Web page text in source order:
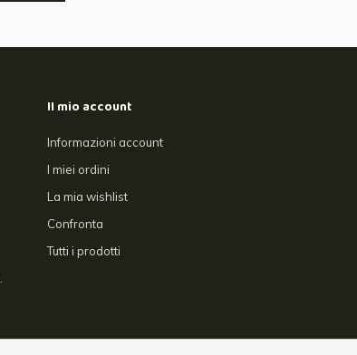
Il mio account
Informazioni account
I miei ordini
La mia wishlist
Confronta
Tutti i prodotti